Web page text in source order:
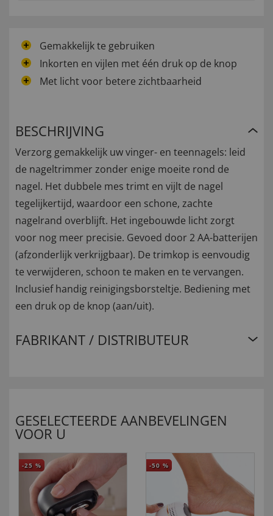
Gemakkelijk te gebruiken
Inkorten en vijlen met één druk op de knop
Met licht voor betere zichtbaarheid
BESCHRIJVING
Verzorg gemakkelijk uw vinger- en teennagels: leid
de nageltrimmer zonder enige moeite rond de
nagel. Het dubbele mes trimt en vijlt de nagel
tegelijkertijd, waardoor een schone, zachte
nagelrand overblijft. Het ingebouwde licht zorgt
voor nog meer precisie. Gevoed door 2 AA-batterijen
(afzonderlijk verkrijgbaar). De trimkop is eenvoudig
te verwijderen, schoon te maken en te vervangen.
Inclusief handig reinigingsborsteltje. Bediening met
een druk op de knop (aan/uit).
FABRIKANT / DISTRIBUTEUR
GESELECTEERDE AANBEVELINGEN
VOOR U
-25 % -50 %